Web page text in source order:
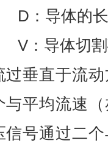
：导体的长
：导体切割
垂直于流
平均流速
号通过二